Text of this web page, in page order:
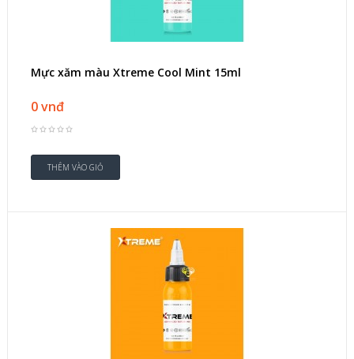
Mực xăm màu Xtreme Cool Mint 15ml
0 vnđ